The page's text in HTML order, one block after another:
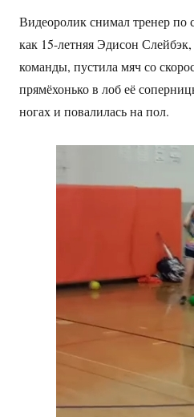
Видеоролик снимал тренер по
как 15-летняя Эдисон
команды, пустила мяч со
прямёхонько в лоб её
ногах и повалилась на пол.